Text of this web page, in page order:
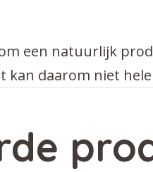
een natuurlijk
kan daarom niet